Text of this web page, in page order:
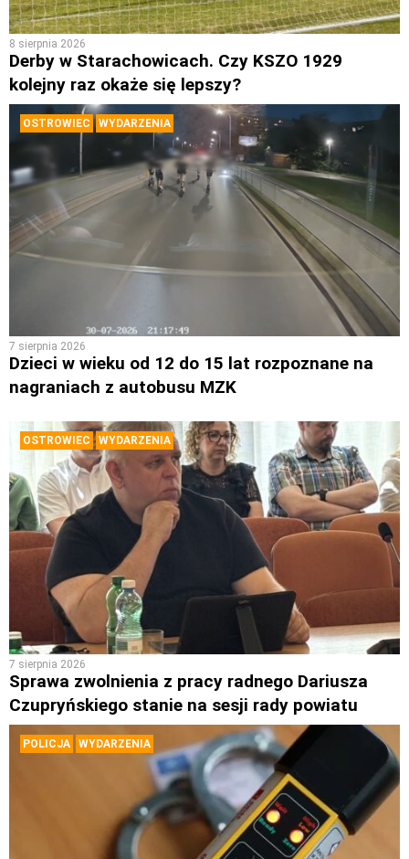
8 sierpnia 2026
Derby w Starachowicach. Czy KSZO 1929
kolejny raz okaże się lepszy?
OSTROWIEC WYDARZENIA
7 sierpnia 2026
Dzieci w wieku od 12 do 15 lat rozpoznane na
nagraniach z autobusu MZK
OSTROWIEC WYDARZENIA
7 sierpnia 2026
Sprawa zwolnienia z pracy radnego Dariusza
Czupryńskiego stanie na sesji rady powiatu
POLICJA WYDARZENIA